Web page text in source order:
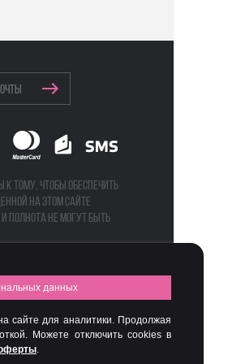
тому, чтобы обеспечить
на этом сайте
полнота не могут быть
данных
сайте для аналитики. Продолжая
Можете отключить cookies в
.